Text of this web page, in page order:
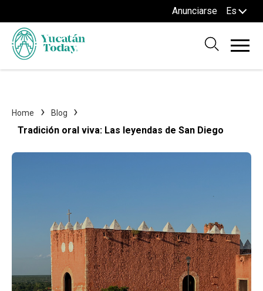
Anunciarse Es
Home Blog
Tradición oral viva: Las leyendas de San Diego